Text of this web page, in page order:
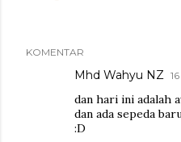
KOMENTAR
Mhd Wahyu NZ
dan hari ini adalah
dan ada sepeda
:D